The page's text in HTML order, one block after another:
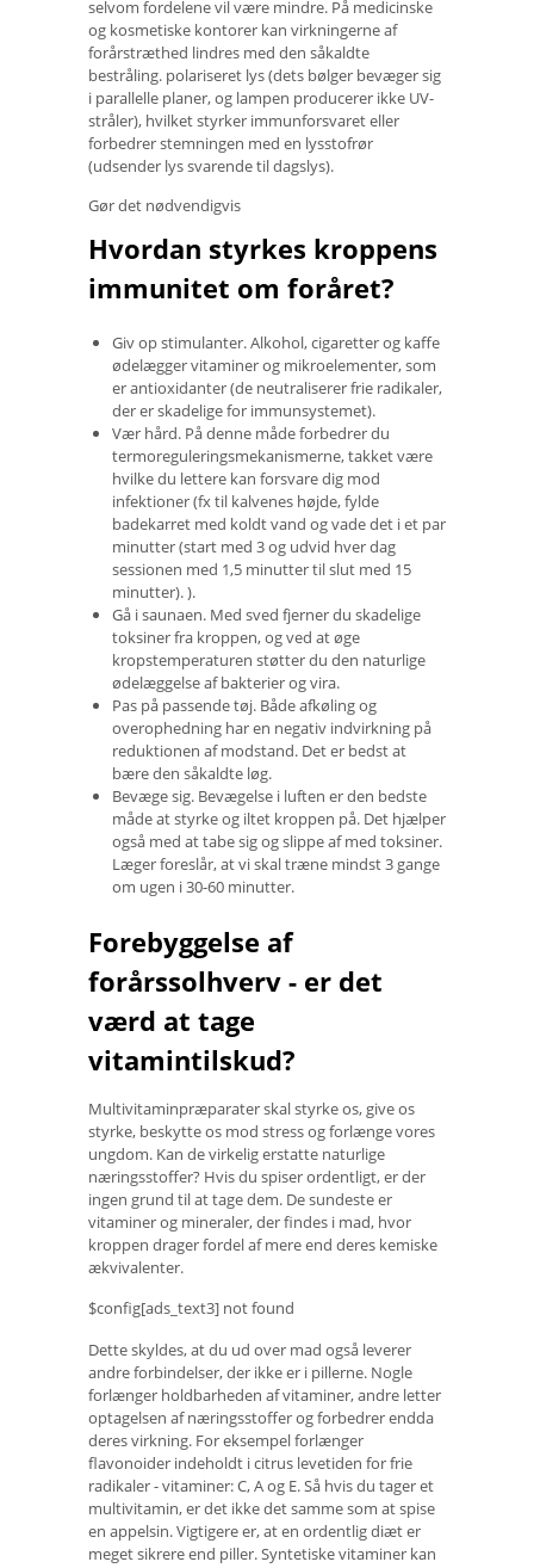
selvom fordelene vil være mindre. På medicinske
og kosmetiske kontorer kan virkningerne af
forårstræthed lindres med den såkaldte
bestråling. polariseret lys (dets bølger bevæger sig
i parallelle planer, og lampen producerer ikke UV-
stråler), hvilket styrker immunforsvaret eller
forbedrer stemningen med en lysstofrør
(udsender lys svarende til dagslys).
Gør det nødvendigvis
Hvordan styrkes kroppens
immunitet om foråret?
Giv op stimulanter. Alkohol, cigaretter og kaffe
ødelægger vitaminer og mikroelementer, som
er antioxidanter (de neutraliserer frie radikaler,
der er skadelige for immunsystemet).
Vær hård. På denne måde forbedrer du
termoreguleringsmekanismerne, takket være
hvilke du lettere kan forsvare dig mod
infektioner (fx til kalvenes højde, fylde
badekarret med koldt vand og vade det i et par
minutter (start med 3 og udvid hver dag
sessionen med 1,5 minutter til slut med 15
minutter). ).
Gå i saunaen. Med sved fjerner du skadelige
toksiner fra kroppen, og ved at øge
kropstemperaturen støtter du den naturlige
ødelæggelse af bakterier og vira.
Pas på passende tøj. Både afkøling og
overophedning har en negativ indvirkning på
reduktionen af ​​modstand. Det er bedst at
bære den såkaldte løg.
Bevæge sig. Bevægelse i luften er den bedste
måde at styrke og iltet kroppen på. Det hjælper
også med at tabe sig og slippe af med toksiner.
Læger foreslår, at vi skal træne mindst 3 gange
om ugen i 30-60 minutter.
Forebyggelse af
forårssolhverv - er det
værd at tage
vitamintilskud?
Multivitaminpræparater skal styrke os, give os
styrke, beskytte os mod stress og forlænge vores
ungdom. Kan de virkelig erstatte naturlige
næringsstoffer? Hvis du spiser ordentligt, er der
ingen grund til at tage dem. De sundeste er
vitaminer og mineraler, der findes i mad, hvor
kroppen drager fordel af mere end deres kemiske
ækvivalenter.
$config[ads_text3] not found
Dette skyldes, at du ud over mad også leverer
andre forbindelser, der ikke er i pillerne. Nogle
forlænger holdbarheden af ​​vitaminer, andre letter
optagelsen af ​​næringsstoffer og forbedrer endda
deres virkning. For eksempel forlænger
flavonoider indeholdt i citrus levetiden for frie
radikaler - vitaminer: C, A og E. Så hvis du tager et
multivitamin, er det ikke det samme som at spise
en appelsin. Vigtigere er, at en ordentlig diæt er
meget sikrere end piller. Syntetiske vitaminer kan